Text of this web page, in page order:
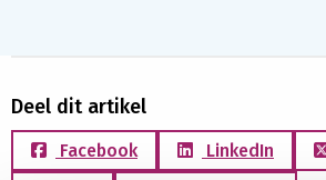
Deel dit artikel
Facebook LinkedIn